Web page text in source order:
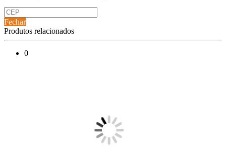
Fechar
Produtos relacionados
0